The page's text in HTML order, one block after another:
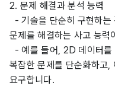
2. 문제 해결과 분석 능력
- 기술을 단순히 구현하
문제를 해결하는 사고 능력
- 예를 들어, 2D 데이터를
복잡한 문제를 단순화하고,
요구합니다.